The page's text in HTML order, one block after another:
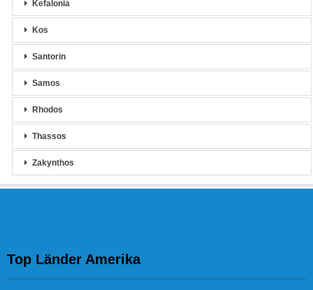
Kefalonia
Kos
Santorin
Samos
Rhodos
Thassos
Zakynthos
Top Länder Amerika